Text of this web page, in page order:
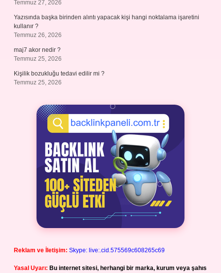
Temmuz 27, 2026
Yazısında başka birinden alıntı yapacak kişi hangi noktalama işaretini
kullanır ?
Temmuz 26, 2026
maj7 akor nedir ?
Temmuz 25, 2026
Kişilik bozukluğu tedavi edilir mi ?
Temmuz 25, 2026
Reklam ve İletişim: Skype: live:.cid.575569c608265c69
Yasal Uyarı: Bu internet sitesi, herhangi bir marka, kurum veya şahıs